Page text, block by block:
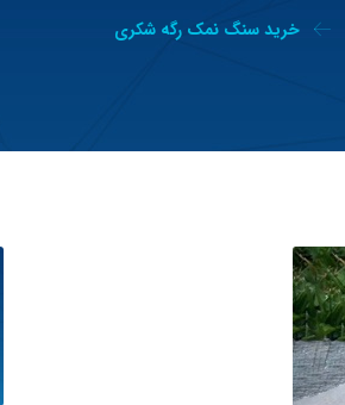
خرید سنگ نمک رگه شکری